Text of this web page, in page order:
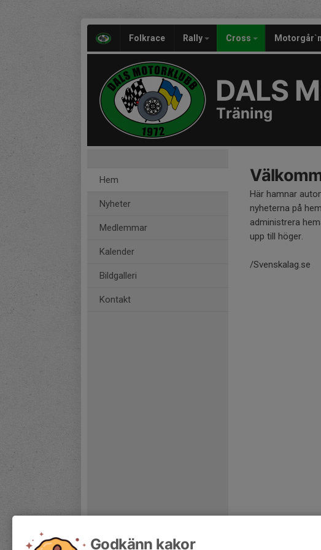
Folkrace Rally Cross Motorgår`n
DALS
Träning
Hem
Nyheter
Medlemmar
Kalender
Bildgalleri
Kontakt
Här hamnar
nyheterna på
administrera
upp till höger.
/Svenskalag.se
Godkänn kakor